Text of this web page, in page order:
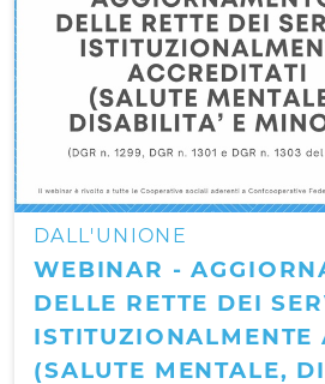
DALL'UNIONE
WEBINAR -
DELLE RETTE DEI
ISTITUZIONALMENTE
(SALUTE MENTALE,